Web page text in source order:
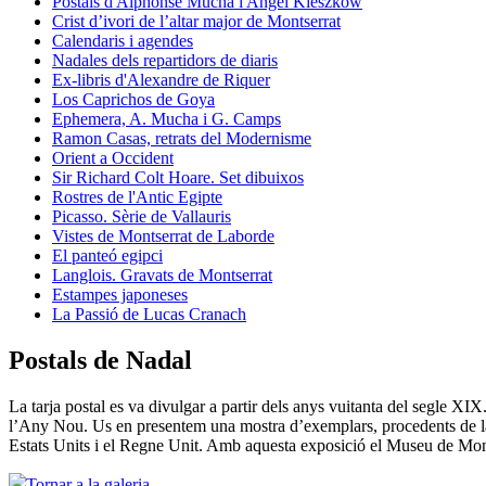
Crist d’ivori de l’altar major de Montserrat
Calendaris i agendes
Nadales dels repartidors de diaris
Ex-libris d'Alexandre de Riquer
Los Caprichos de Goya
Ephemera, A. Mucha i G. Camps
Ramon Casas, retrats del Modernisme
Orient a Occident
Sir Richard Colt Hoare. Set dibuixos
Rostres de l'Antic Egipte
Picasso. Sèrie de Vallauris
Vistes de Montserrat de Laborde
El panteó egipci
Langlois. Gravats de Montserrat
Estampes japoneses
La Passió de Lucas Cranach
Postals de Nadal
La tarja postal es va divulgar a partir dels anys vuitanta del segle
l’Any Nou. Us en presentem una mostra d’exemplars, procedents
Estats Units i el Regne Unit. Amb aquesta exposició el Museu de